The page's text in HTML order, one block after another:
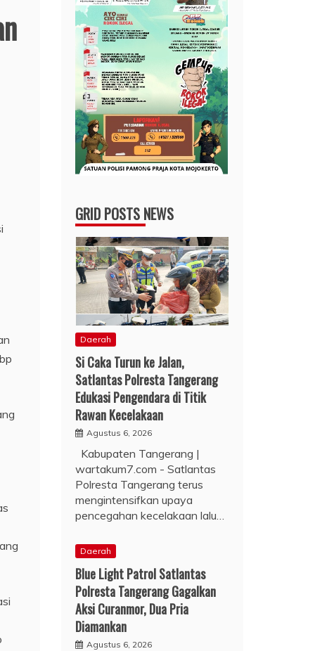
GRID POSTS NEWS
Daerah
Si Caka Turun ke Jalan,
Satlantas Polresta Tangerang
Edukasi Pengendara di Titik
Rawan Kecelakaan
Agustus 6, 2026
Kabupaten Tangerang |
wartakum7.com - Satlantas
Polresta Tangerang terus
mengintensifkan upaya
pencegahan kecelakaan lalu…
Daerah
Blue Light Patrol Satlantas
Polresta Tangerang Gagalkan
Aksi Curanmor, Dua Pria
Diamankan
Agustus 6, 2026